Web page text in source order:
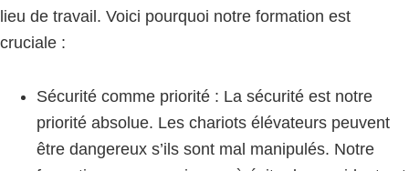
lieu de travail. Voici pourquoi notre formation est
cruciale :
Sécurité comme priorité : La sécurité est notre
priorité absolue. Les chariots élévateurs peuvent
être dangereux s’ils sont mal manipulés. Notre